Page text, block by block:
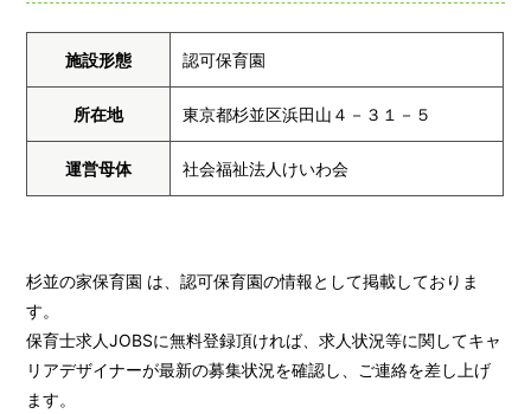
施設形態 認可保育園
所在地 東京都杉並区浜田山４－３１－５
運営母体 社会福祉法人けいわ会
杉並の家保育園 は、認可保育園の情報として掲載しておりま
す。
保育士求人JOBSに無料登録頂ければ、求人状況等に関してキャ
リアデザイナーが最新の募集状況を確認し、ご連絡を差し上げ
ます。